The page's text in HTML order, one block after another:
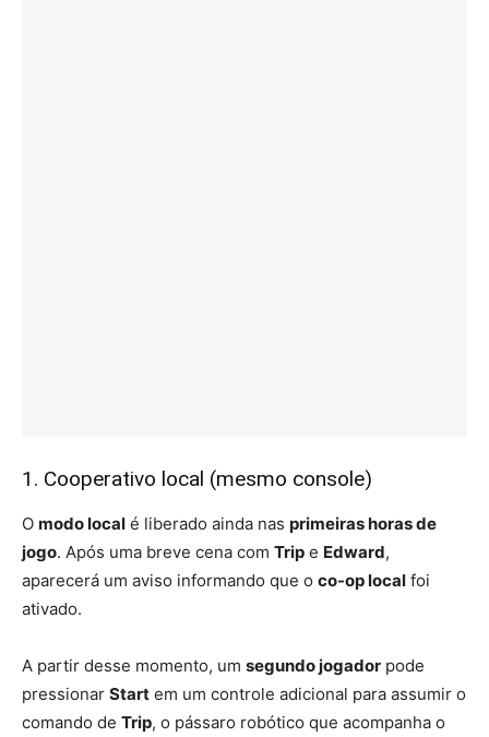
1. Cooperativo local (mesmo console)
O modo local é liberado ainda nas primeiras horas de
jogo. Após uma breve cena com Trip e Edward,
aparecerá um aviso informando que o co-op local foi
ativado.
A partir desse momento, um segundo jogador pode
pressionar Start em um controle adicional para assumir o
comando de Trip, o pássaro robótico que acompanha o